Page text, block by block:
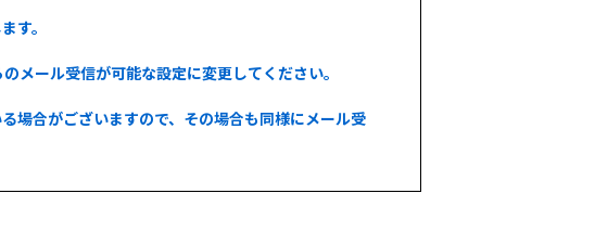
す。
メール受信が可能な設定に変更してください。
場合がございますので、その場合も同様にメール受